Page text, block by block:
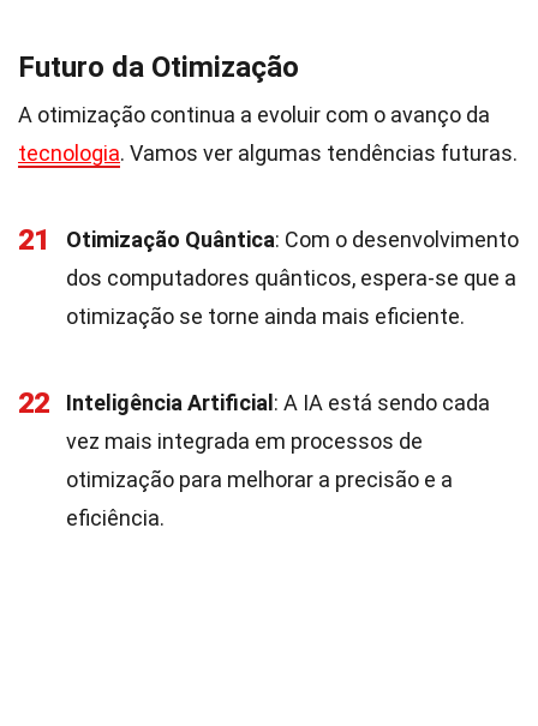
Futuro da Otimização
A otimização continua a evoluir com o avanço da
tecnologia. Vamos ver algumas tendências futuras.
21 Otimização Quântica: Com o desenvolvimento
dos computadores quânticos, espera-se que a
otimização se torne ainda mais eficiente.
22 Inteligência Artificial : A IA está sendo cada
vez mais integrada em processos de
otimização para melhorar a precisão e a
eficiência.